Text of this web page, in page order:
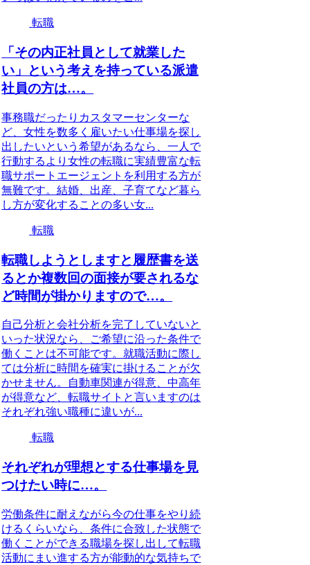
転職
「その内正社員として就業した
い」という考えを持っている派遣
社員の方は…。
事務職だったりカスタマーセンターな
ど、女性を数多く雇いたい仕事場を探し
出したいという希望があるなら、一人で
行動するより女性の転職に実績豊富な転
職サポートエージェントを利用する方が
無難です。結婚、出産、子育てなど暮ら
し方が変化することの多い女...
転職
転職しようとしますと履歴書を送
るとか複数回の面接が要されるな
ど時間が掛かりますので…。
自己分析と会社分析を完了していないと
いった状況なら、ご希望に沿った条件で
働くことは不可能です。就職活動に際し
ては分析に時間を確実に掛けることが欠
かせません。自動車関連が得意、中高年
が得意など、転職サイトと言いますのは
それぞれ強い職種に違いが...
転職
それぞれが理想とする仕事場を見
つけたい時に…。
労働条件に耐えながら今の仕事をやり続
けるくらいなら、条件に合致した状態で
働くことができる職場を探し出して転職
活動にまい進する方が能動的な気持ちで